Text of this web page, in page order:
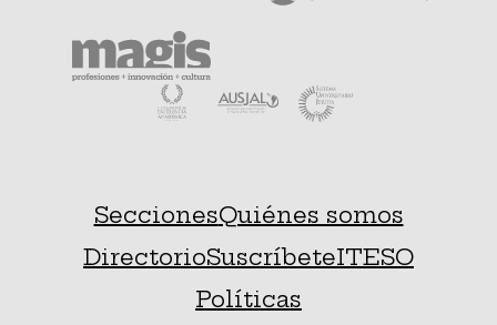
SeccionesQuiénes somos
DirectorioSuscríbeteITESO
Políticas